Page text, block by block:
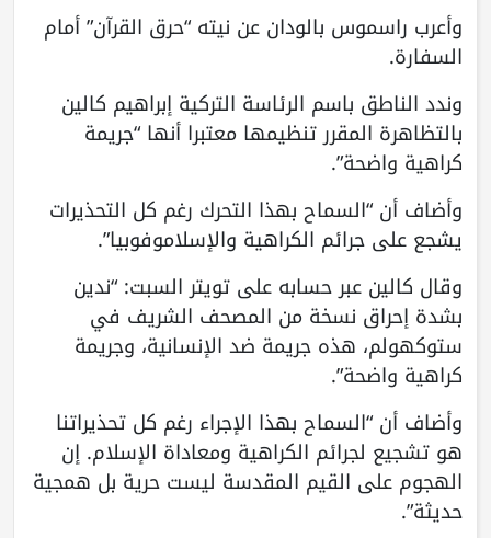
وأعرب راسموس بالودان عن نيته “حرق القرآن” أمام
السفارة.
وندد الناطق باسم الرئاسة التركية إبراهيم كالين
بالتظاهرة المقرر تنظيمها معتبرا أنها “جريمة
كراهية واضحة”.
وأضاف أن “السماح بهذا التحرك رغم كل التحذيرات
يشجع على جرائم الكراهية والإسلاموفوبيا”.
وقال كالين عبر حسابه على تويتر السبت: “ندين
بشدة إحراق نسخة من المصحف الشريف في
ستوكهولم، هذه جريمة ضد الإنسانية، وجريمة
كراهية واضحة”.
وأضاف أن “السماح بهذا الإجراء رغم كل تحذيراتنا
هو تشجيع لجرائم الكراهية ومعاداة الإسلام. إن
الهجوم على القيم المقدسة ليست حرية بل همجية
حديثة”.